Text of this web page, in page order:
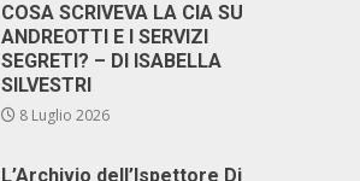
COSA SCRIVEVA LA CIA SU
ANDREOTTI E I SERVIZI
SEGRETI? – DI ISABELLA
SILVESTRI
8 Luglio 2026
L’Archivio dell’Ispettore Di